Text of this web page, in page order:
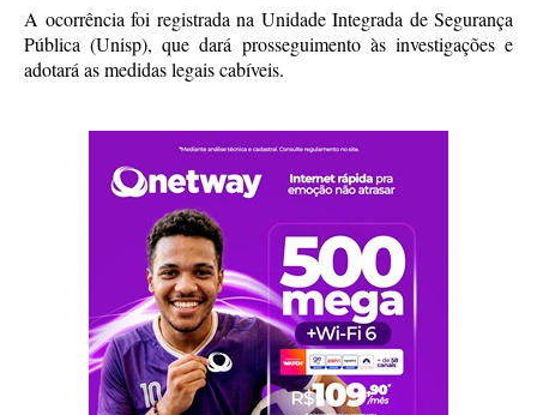
A ocorrência foi registrada na Unidade Integrada de Segurança
Pública (Unisp), que dará prosseguimento às investigações e
adotará as medidas legais cabíveis.